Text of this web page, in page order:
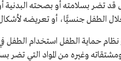
قد تضر بسلامته أو بصحته البدنية
الطفل جنسيًّا، أو تعريضه لأشكال
حماية الطفل استخدام الطفل في
وغيره من المواد التي تضر